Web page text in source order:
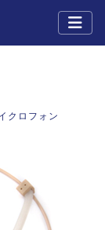
クロフォン